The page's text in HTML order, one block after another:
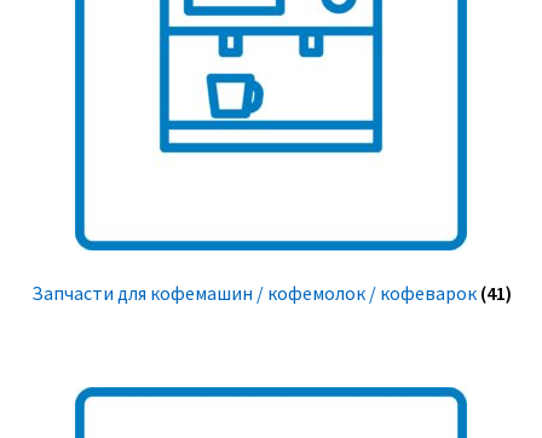
Запчасти для кофемашин / кофемолок / кофеварок (41)